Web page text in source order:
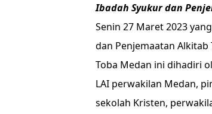
Ibadah Syukur dan
Senin 27 Maret 2023
dan Penjemaatan
Toba Medan ini dihadiri
LAI perwakilan Medan,
sekolah Kristen,